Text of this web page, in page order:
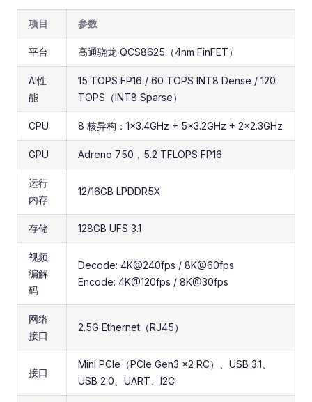
项目 参数
平台 高通骁龙 QCS8625（4nm FinFET）
AI性
能
15 TOPS FP16 / 60 TOPS INT8 Dense / 120
TOPS（INT8 Sparse）
CPU 8 核异构：1×3.4GHz + 5×3.2GHz + 2×2.3GHz
GPU Adreno 750，5.2 TFLOPS FP16
运行
内存
12/16GB LPDDR5X
存储 128GB UFS 3.1
视频
编解
码
Decode: 4K@240fps / 8K@60fps
Encode: 4K@120fps / 8K@30fps
网络
接口
2.5G Ethernet（RJ45）
接口
Mini PCIe（PCIe Gen3 ×2 RC）、USB 3.1、
USB 2.0、UART、I2C